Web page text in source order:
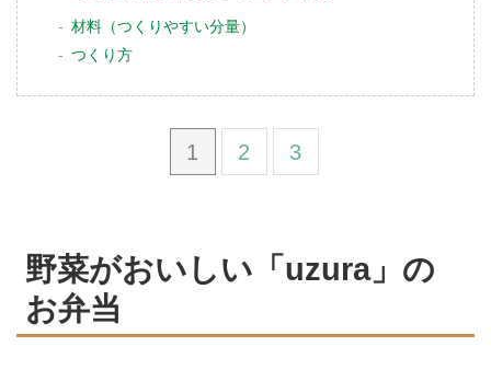
材料（つくりやすい分量）
つくり方
1 2 3
野菜がおいしい「uzura」の
お弁当